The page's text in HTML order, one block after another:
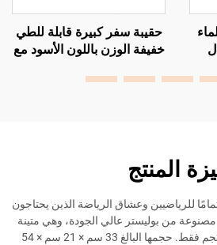
سفر كبيرة قابلة للطي
الوزن باللون الأسود مع
إضافية ورباط حذاء
شعار
كبيرة
وعشاق الرياضة الذين يحتاجون
عالي الجودة، وهي متينة
وخفيفة الوزن بوزن 1.15 كجم فقط. حجمها البالغ 33 سم × 21 سم × 54